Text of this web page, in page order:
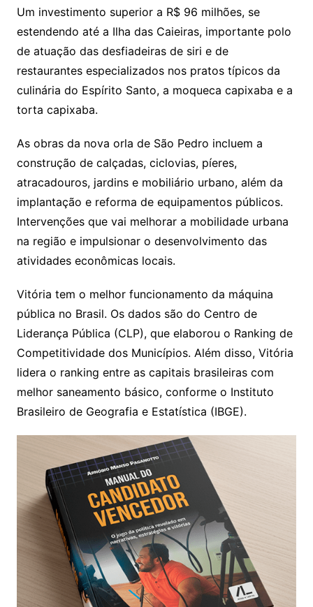
Um investimento superior a R$ 96 milhões, se
estendendo até a Ilha das Caieiras, importante polo
de atuação das desfiadeiras de siri e de
restaurantes especializados nos pratos típicos da
culinária do Espírito Santo, a moqueca capixaba e a
torta capixaba.
As obras da nova orla de São Pedro incluem a
construção de calçadas, ciclovias, píeres,
atracadouros, jardins e mobiliário urbano, além da
implantação e reforma de equipamentos públicos.
Intervenções que vai melhorar a mobilidade urbana
na região e impulsionar o desenvolvimento das
atividades econômicas locais.
Vitória tem o melhor funcionamento da máquina
pública no Brasil. Os dados são do Centro de
Liderança Pública (CLP), que elaborou o Ranking de
Competitividade dos Municípios. Além disso, Vitória
lidera o ranking entre as capitais brasileiras com
melhor saneamento básico, conforme o Instituto
Brasileiro de Geografia e Estatística (IBGE).